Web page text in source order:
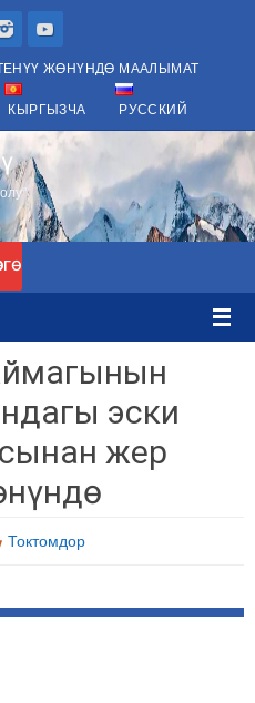
ЖӨНҮНДӨ МААЛЫМАТ
КЫРГЫЗЧА РУССКИЙ
эски
жер
Токтомдор
2024-жыл